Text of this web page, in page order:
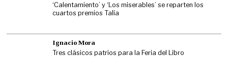
‘Calentamiento’ y ‘Los miserables’ se reparten los
cuartos premios Talía
Ignacio Mora
Tres clásicos patrios para la Feria del Libro